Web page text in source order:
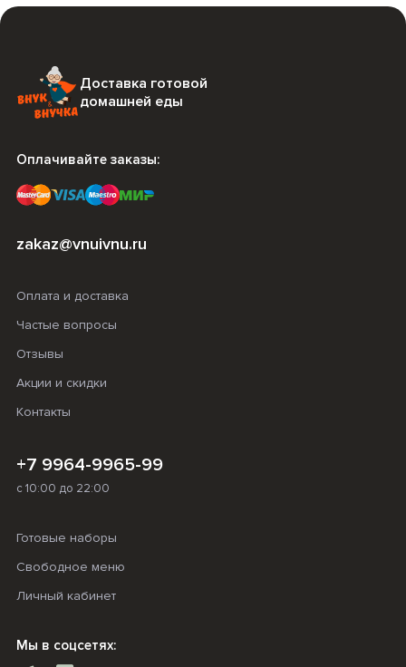
Доставка готовой
домашней еды
Оплачивайте заказы:
zakaz@vnuivnu.ru
Оплата и доставка
Частые вопросы
Отзывы
Акции и скидки
Контакты
+7 9964-9965-99
с 10:00 до 22:00
Готовые наборы
Свободное меню
Личный кабинет
Мы в соцсетях: